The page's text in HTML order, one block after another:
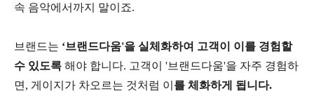
속 음악에서까지 말이죠.
브랜드는 ‘브랜드다움'을 실체화하여 고객이 이를 경험할
수 있도록 해야 합니다. 고객이 '브랜드다움'을 자주 경험하
면, 게이지가 차오르는 것처럼 이 를 체화하게 됩니다.